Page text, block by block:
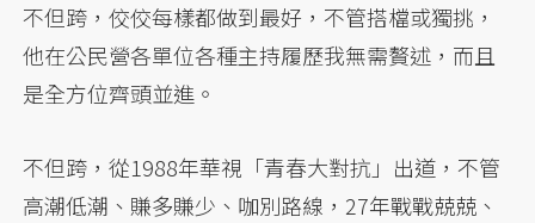
不但跨，佼佼每樣都做到最好，不管搭檔或獨挑，
他在公民營各單位各種主持履歷我無需贅述，而且
是全方位齊頭並進。
不但跨，從1988年華視「青春大對抗」出道，不管
高潮低潮、賺多賺少、咖別路線，27年戰戰兢兢、